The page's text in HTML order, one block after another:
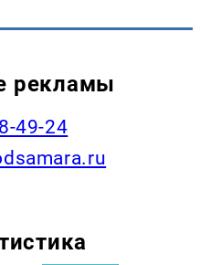
рекламы
49-24